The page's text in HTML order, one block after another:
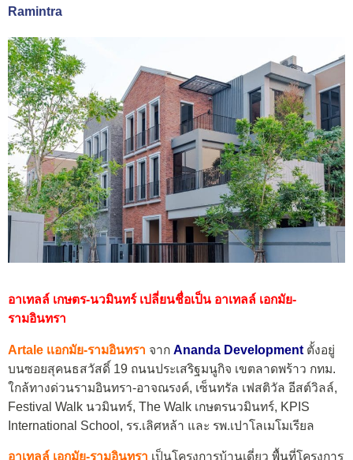
Ramintra
อาเทลล์ เกษตร-นวมินทร์ เปลี่ยนชื่อเป็น อาเทลล์ เอกมัย-
รามอินทรา
Artale เเอกมัย-รามอินทรา จาก Ananda Development ตั้งอยู่
บนซอยสุคนธสวัสดิ์ 19 ถนนประเสริฐมนูกิจ เขตลาดพร้าว กทม.
ใกล้ทางด่วนรามอินทรา-อาจณรงค์, เซ็นทรัล เฟสติวัล อีสต์วิลล์,
Festival Walk นวมินทร์, The Walk เกษตรนวมินทร์, KPIS
International School, รร.เลิศหล้า และ รพ.เปาโลเมโมเรียล
อาเทลล์ เอกมัย-รามอินทรา เป็นโครงการบ้านเดี่ยว พื้นที่โครงการ